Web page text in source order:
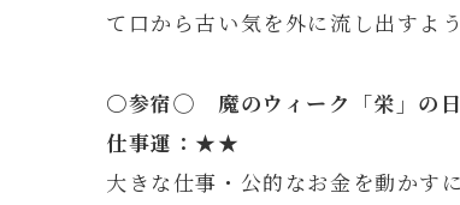
て口から古い気を外に流し出すよう
〇参宿◯ 魔のウィーク「栄」の日
仕事運：★★
大きな仕事・公的なお金を動かす